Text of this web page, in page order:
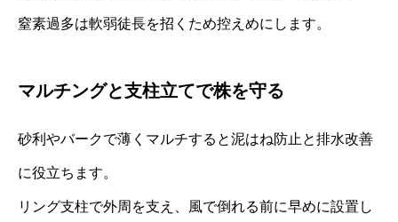
窒素過多は軟弱徒長を招くため控えめにします。
マルチングと支柱立てで株を守る
砂利やバークで薄くマルチすると泥はね防止と排水改善
に役立ちます。
リング支柱で外周を支え、風で倒れる前に早めに設置し